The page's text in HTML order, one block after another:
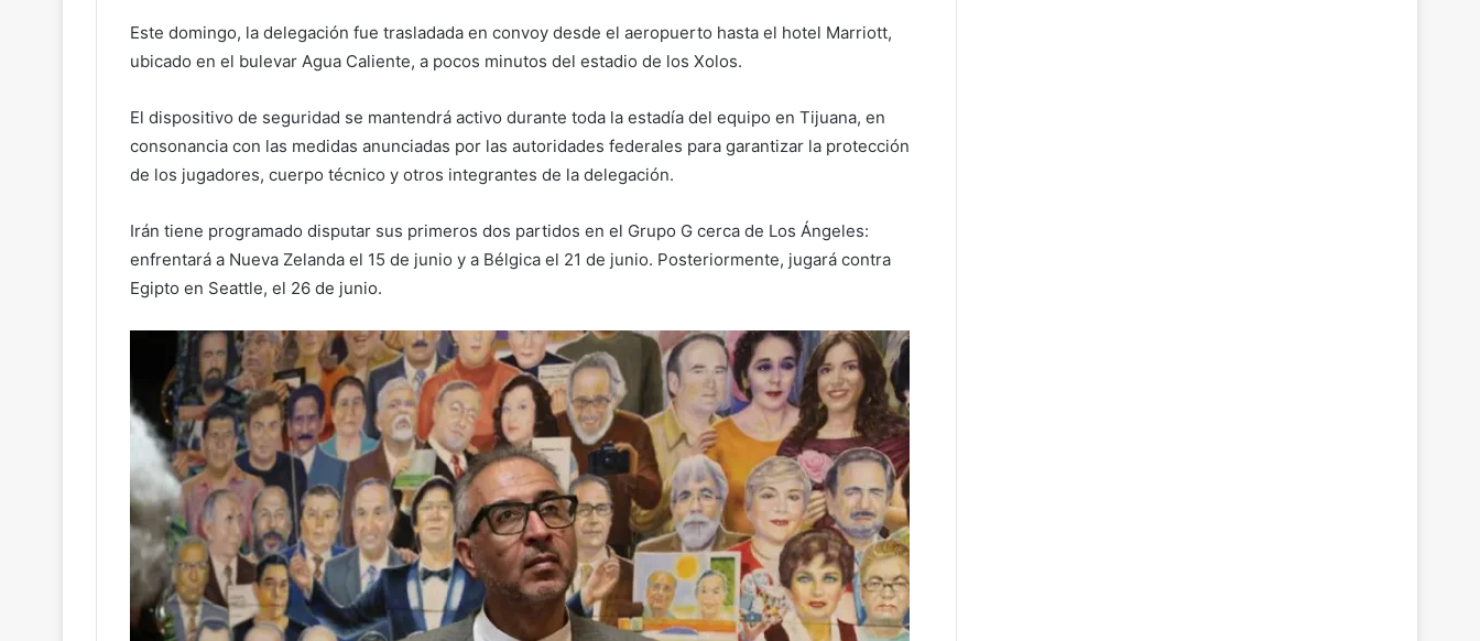
Este domingo, la delegación fue trasladada en convoy desde el aeropuerto hasta el hotel Marriott,
ubicado en el bulevar Agua Caliente, a pocos minutos del estadio de los Xolos.
El dispositivo de seguridad se mantendrá activo durante toda la estadía del equipo en Tijuana, en
consonancia con las medidas anunciadas por las autoridades federales para garantizar la protección
de los jugadores, cuerpo técnico y otros integrantes de la delegación.
Irán tiene programado disputar sus primeros dos partidos en el Grupo G cerca de Los Ángeles:
enfrentará a Nueva Zelanda el 15 de junio y a Bélgica el 21 de junio. Posteriormente, jugará contra
Egipto en Seattle, el 26 de junio.